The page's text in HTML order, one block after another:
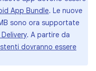
App Bundle. Le nuove
sono ora supportate
. A partire da
dovranno essere